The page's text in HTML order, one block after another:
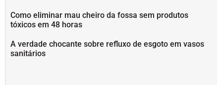
Como eliminar mau cheiro da fossa sem produtos
tóxicos em 48 horas
A verdade chocante sobre refluxo de esgoto em vasos
sanitários